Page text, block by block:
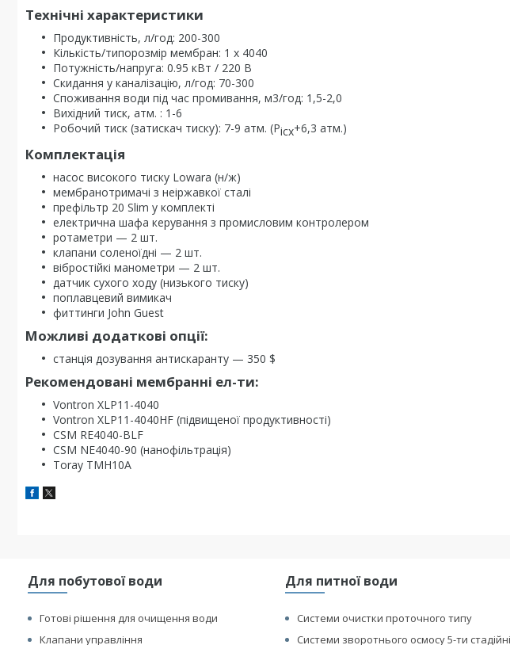
Технічні характеристики
Продуктивність, л/год: 200-300
Кількість/типорозмір мембран: 1 x 4040
Потужність/напруга: 0.95 кВт / 220 В
Скидання у каналізацію, л/год: 70-300
Споживання води під час промивання, м3/год: 1,5-2,0
Вихідний тиск, атм. : 1-6
Робочий тиск (затискач тиску): 7-9 атм. (Рісх+6,3 атм.)
Комплектація
насос високого тиску Lowara (н/ж)
мембранотримачі з неіржавкої сталі
префільтр 20 Slim у комплекті
електрична шафа керування з промисловим контролером
ротаметри — 2 шт.
клапани соленоїдні — 2 шт.
вібростійкі манометри — 2 шт.
датчик сухого ходу (низького тиску)
поплавцевий вимикач
фиттинги John Guest
Можливі додаткові опції:
станція дозування антискаранту — 350 $
Рекомендовані мембранні ел-ти:
Vontron XLP11-4040
Vontron XLP11-4040HF (підвищеної продуктивності)
CSM RE4040-BLF
CSM NE4040-90 (нанофільтрація)
Toray TMH10A
Для побутової води
Готові рішення для очищення води
Клапани управління
Для питної води
Системи очистки проточного типу
Системи зворотнього осмосу 5-ти стадійні